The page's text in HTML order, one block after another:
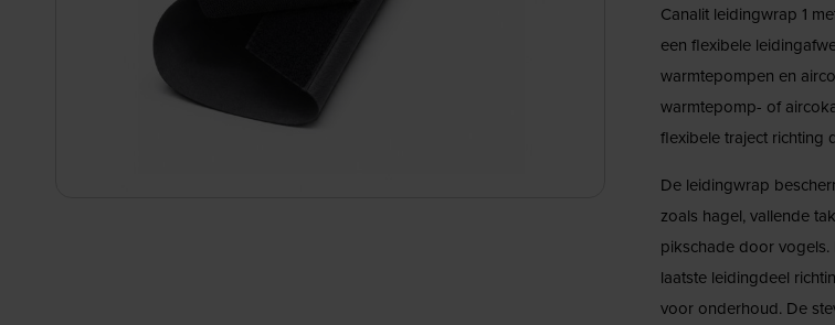
Canalit leidingwrap 1
een flexibele
warmtepompen en
warmtepomp- of
flexibele traject richting
De leidingwrap
zoals hagel, vallende
pikschade door
laatste leidingdeel
voor onderhoud. De